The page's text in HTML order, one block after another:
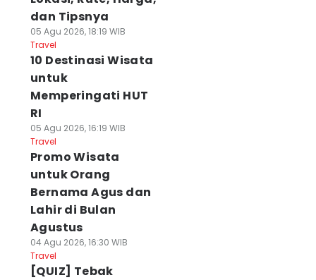
dan Tipsnya
05 Agu 2026, 18:19 WIB
Travel
10 Destinasi Wisata
untuk
Memperingati HUT
RI
05 Agu 2026, 16:19 WIB
Travel
Promo Wisata
untuk Orang
Bernama Agus dan
Lahir di Bulan
Agustus
04 Agu 2026, 16:30 WIB
Travel
[QUIZ] Tebak